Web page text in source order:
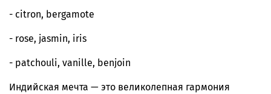
- citron, bergamote
- rose, jasmin, iris
- patchouli, vanille, benjoin
Индийская мечта — это великолепная гармония